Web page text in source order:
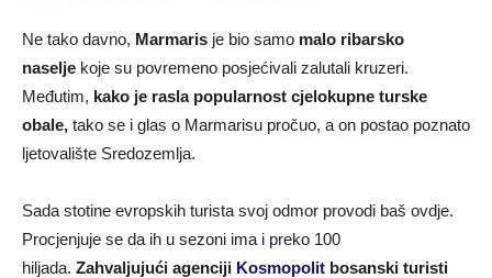
Ne tako davno, Marmaris je bio samo malo ribarsko
naselje koje su povremeno posjećivali zalutali kruzeri.
Međutim, kako je rasla popularnost cjelokupne turske
obale, tako se i glas o Marmarisu pročuo, a on postao poznato
ljetovalište Sredozemlja.
Sada stotine evropskih turista svoj odmor provodi baš ovdje.
Procjenjuje se da ih u sezoni ima i preko 100
hiljada. Zahvaljujući agenciji Kosmopolit bosanski turisti